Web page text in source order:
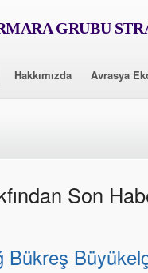
GRUBU
Hakkımızda Avrasya
Son
Bükreş